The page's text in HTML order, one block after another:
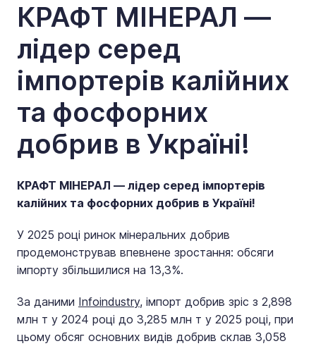
КРАФТ МІНЕРАЛ —
лідер серед
імпортерів калійних
та фосфорних
добрив в Україні!
КРАФТ МІНЕРАЛ — лідер серед імпортерів
калійних та фосфорних добрив в Україні!
У 2025 році ринок мінеральних добрив
продемонстрував впевнене зростання: обсяги
імпорту збільшилися на 13,3%.
За даними Infoindustry, імпорт добрив зріс з 2,898
млн т у 2024 році до 3,285 млн т у 2025 році, при
цьому обсяг основних видів добрив склав 3,058